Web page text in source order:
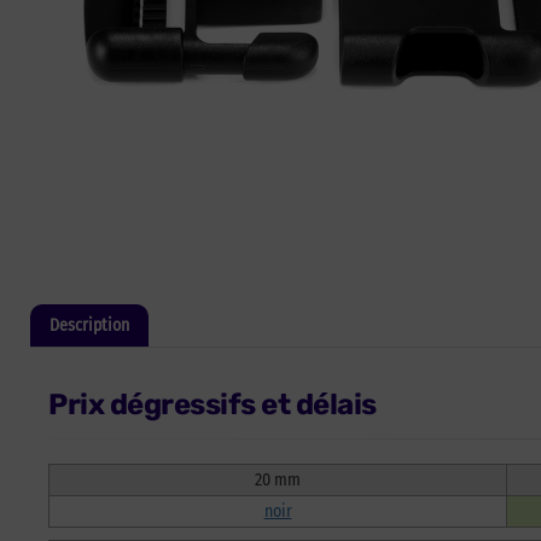
Description
Prix dégressifs et délais
20 mm
noir